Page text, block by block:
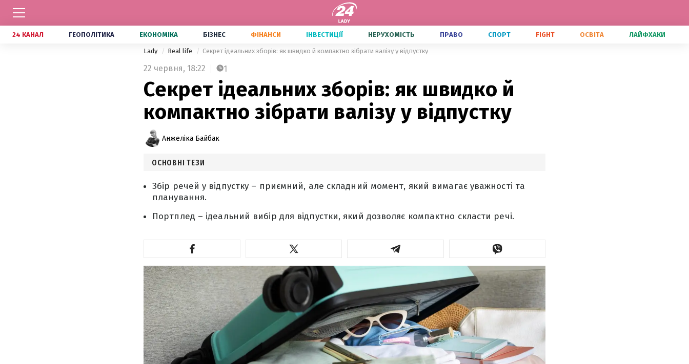
24 КАНАЛ ГЕОПОЛІТИКА ЕКОНОМІКА БІЗНЕС ФІНАНСИ ІНВЕСТИЦІЇ НЕРУХОМІСТЬ ПРАВО СПОРТ FIGHT ОСВІТА ЛАЙФХАКИ
Lady Real life Секрет ідеальних зборів: як швидко й компактно зібрати валізу у відпустку
22 червня, 18:22 1
Секрет ідеальних зборів: як швидко й
компактно зібрати валізу у відпустку
Анжеліка Байбак
ОСНОВНІ ТЕЗИ
Збір речей у відпустку – приємний, але складний момент, який вимагає уважності та
планування.
Портплед – ідеальний вибір для відпустки, який дозволяє компактно скласти речі.